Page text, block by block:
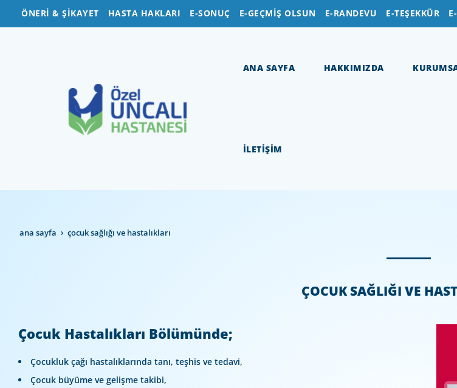
ÖNERİ & ŞİKAYET HASTA HAKLARI E-SONUÇ E-GEÇMİŞ OLSUN E-RANDEVU E-TEŞEKKÜR
ANA SAYFA HAKKIMIZDA
İLETİŞİM
ana sayfa çocuk sağliği ve hastaliklari
ÇOCUK SAĞLIĞI VE
Çocuk Hastalıkları Bölümünde;
Çocukluk çağı hastalıklarında tanı, teşhis ve tedavi,
Çocuk büyüme ve gelişme takibi,